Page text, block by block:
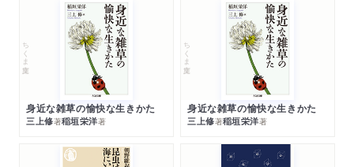
ちくま文庫
身近な雑草の愉快な生きかた
三上修著稲垣栄洋著
ちくま文庫
身近な雑草の愉快な生きかた
三上修著稲垣栄洋著